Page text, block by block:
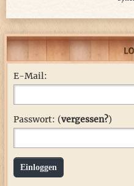
E-Mail:
Passwort: (vergessen?)
Einloggen